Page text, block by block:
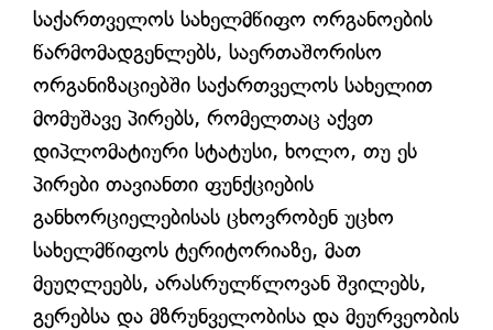
საქართველოს სახელმწიფო ორგანოების
წარმომადგენლებს, საერთაშორისო
ორგანიზაციებში საქართველოს სახელით
მომუშავე პირებს, რომელთაც აქვთ
დიპლომატიური სტატუსი, ხოლო, თუ ეს
პირები თავიანთი ფუნქციების
განხორციელებისას ცხოვრობენ უცხო
სახელმწიფოს ტერიტორიაზე, მათ
მეუღლეებს, არასრულწლოვან შვილებს,
გერებსა და მზრუნველობისა და მეურვეობის